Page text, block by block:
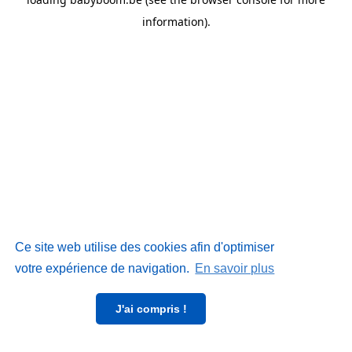
Ce site web utilise des cookies afin d'optimiser
votre expérience de navigation. En savoir plus
J'ai compris !
information).